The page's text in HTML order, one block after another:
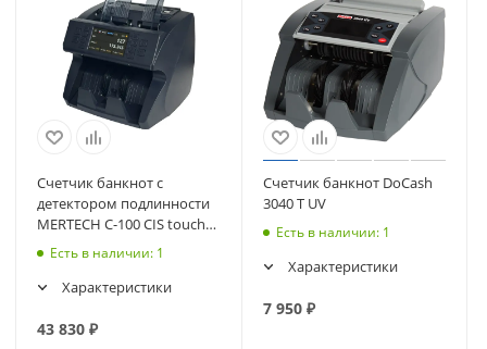
Счетчик банкнот с
детектором подлинности
MERTECH C-100 CIS touch
screen
Есть в наличии: 1
Характеристики
43 830 ₽
Счетчик банкнот DoCash
3040 T UV
Есть в наличии: 1
Характеристики
7 950₽